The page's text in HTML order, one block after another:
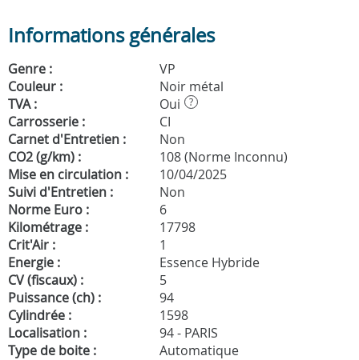
Informations générales
Genre :
VP
Couleur :
Noir métal
TVA :
Oui ?
Carrosserie :
CI
Carnet d'Entretien :
Non
CO2 (g/km) :
108 (Norme Inconnu)
Mise en circulation :
10/04/2025
Suivi d'Entretien :
Non
Norme Euro :
6
Kilométrage :
17798
Crit'Air :
1
Energie :
Essence Hybride
CV (fiscaux) :
5
Puissance (ch) :
94
Cylindrée :
1598
Localisation :
94 - PARIS
Type de boite :
Automatique